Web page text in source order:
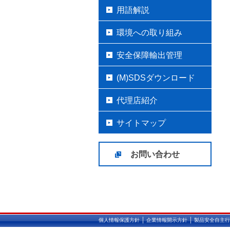
用語解説
環境への取り組み
安全保障輸出管理
(M)SDSダウンロード
代理店紹介
サイトマップ
お問い合わせ
個人情報保護方針｜企業情報開示方針｜製品安全自主